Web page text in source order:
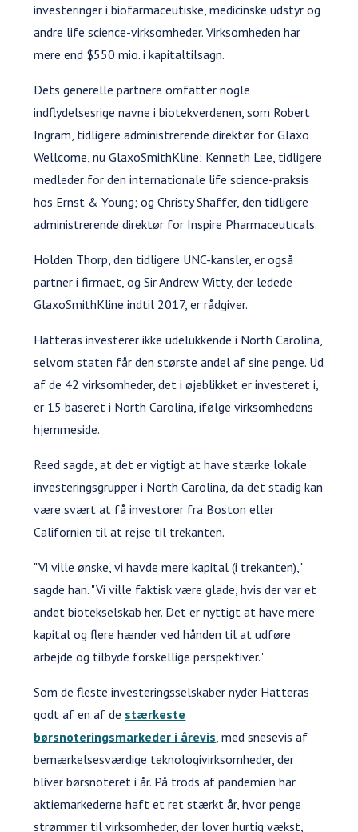
investeringer i biofarmaceutiske, medicinske udstyr og
andre life science-virksomheder. Virksomheden har
mere end $550 mio. i kapitaltilsagn.
Dets generelle partnere omfatter nogle
indflydelsesrige navne i biotekverdenen, som Robert
Ingram, tidligere administrerende direktør for Glaxo
Wellcome, nu GlaxoSmithKline; Kenneth Lee, tidligere
medleder for den internationale life science-praksis
hos Ernst & Young; og Christy Shaffer, den tidligere
administrerende direktør for Inspire Pharmaceuticals.
Holden Thorp, den tidligere UNC-kansler, er også
partner i firmaet, og Sir Andrew Witty, der ledede
GlaxoSmithKline indtil 2017, er rådgiver.
Hatteras investerer ikke udelukkende i North Carolina,
selvom staten får den største andel af sine penge. Ud
af de 42 virksomheder, det i øjeblikket er investeret i,
er 15 baseret i North Carolina, ifølge virksomhedens
hjemmeside.
Reed sagde, at det er vigtigt at have stærke lokale
investeringsgrupper i North Carolina, da det stadig kan
være svært at få investorer fra Boston eller
Californien til at rejse til trekanten.
"Vi ville ønske, vi havde mere kapital (i trekanten),"
sagde han. "Vi ville faktisk være glade, hvis der var et
andet biotekselskab her. Det er nyttigt at have mere
kapital og flere hænder ved hånden til at udføre
arbejde og tilbyde forskellige perspektiver."
Som de fleste investeringsselskaber nyder Hatteras
godt af en af de stærkeste
børsnoteringsmarkeder i årevis , med snesevis af
bemærkelsesværdige teknologivirksomheder, der
bliver børsnoteret i år. På trods af pandemien har
aktiemarkederne haft et ret stærkt år, hvor penge
strømmer til virksomheder, der lover hurtig vækst,